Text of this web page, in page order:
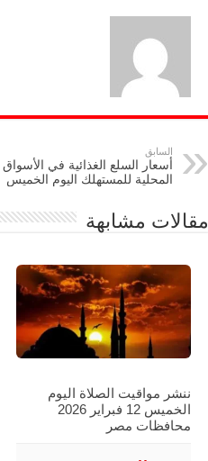
السابق
أسعار السلع الغذائية في الأسواق
المحلية للمستهلك اليوم الخميس
مقالات مشابهة
ننشر مواقيت الصلاة اليوم
الخميس 12 فبراير 2026
محافظات مصر